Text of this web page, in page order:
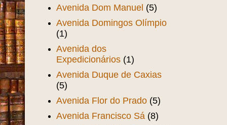
Avenida Dom Manuel (5)
Avenida Domingos Olímpio
(1)
Avenida dos
Expedicionários (1)
Avenida Duque de Caxias
(5)
Avenida Flor do Prado (5)
Avenida Francisco Sá (8)